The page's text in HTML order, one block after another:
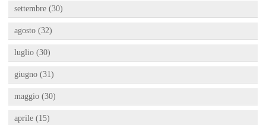
settembre (30)
agosto (32)
luglio (30)
giugno (31)
maggio (30)
aprile (15)